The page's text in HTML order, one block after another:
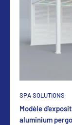
SPA SOLUTIONS
Modèle
aluminium